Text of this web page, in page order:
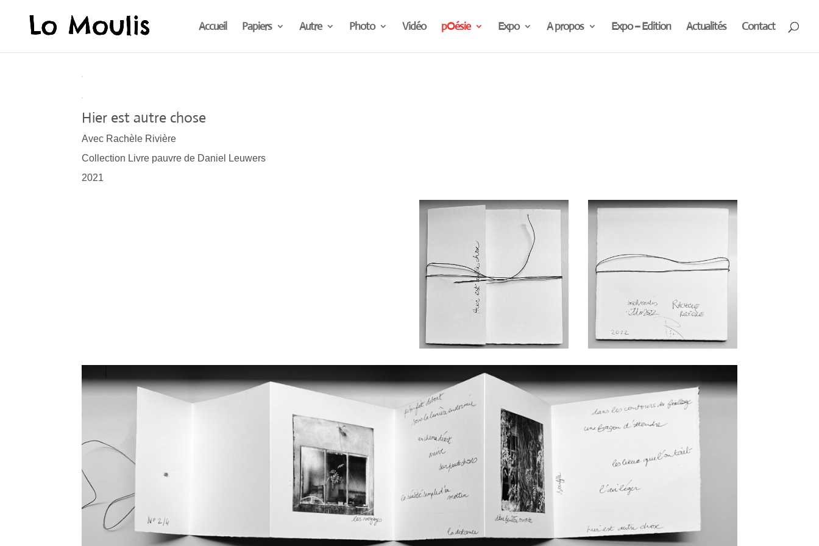
Accueil Papiers Autre Photo Vidéo pOésie Expo A propos Expo – Edition Actualités Contact
.
.
Hier est autre chose
Avec Rachèle Rivière
Collection Livre pauvre de Daniel Leuwers
2021